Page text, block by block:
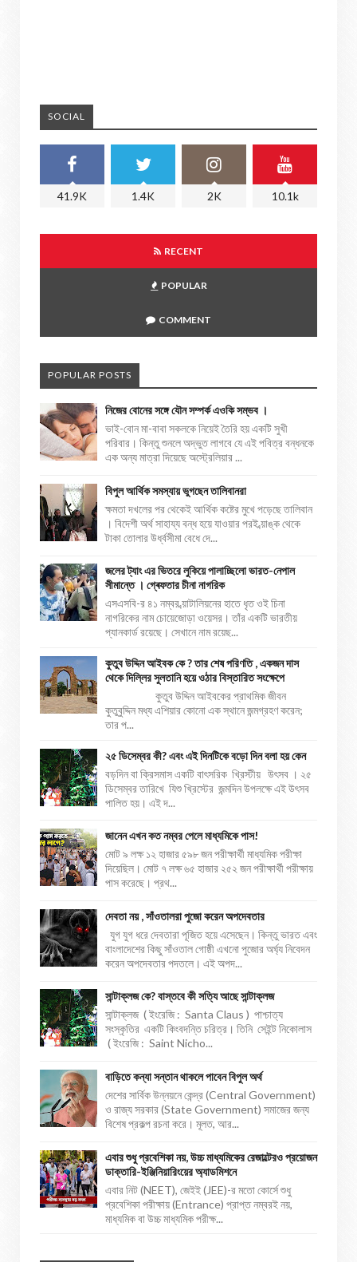
SOCIAL
41.9K 1.4K 2K 10.1k
RECENT
POPULAR
COMMENT
POPULAR POSTS
নিজের বোনের সঙ্গে যৌন সম্পর্ক এওকি সম্ভব ।
ভাই-বোন মা-বাবা সকলকে নিয়েই তৈরি হয় একটি সুখী
পরিবার। কিন্তু শুনলে অদ্ভুত লাগবে যে এই পবিত্র বন্ধনকে
এক অন্য মাত্রা দিয়েছে অস্ট্রেলিয়ার ...
বিপুল আর্থিক সমস্যায় ভুগছেন তালিবানরা
ক্ষমতা দখলের পর থেকেই আর্থিক কষ্টের মুখে পড়েছে তালিবান
। বিদেশী অর্থ সাহায্য বন্ধ হয়ে যাওয়ার পরই ব্য়াঙ্ক থেকে
টাকা তোলার উর্ধ্বসীমা বেধে দে...
জলের ট্যাং এর ভিতরে লুকিয়ে পালাচ্ছিলো ভারত-নেপাল
সীমান্তে । গ্ৰেফতার চীনা নাগরিক
এসএসবি-র ৪১ নম্বর ব্য়াটালিয়নের হাতে ধৃত ওই চিনা
নাগরিকের নাম চোয়েজোড়া ওয়েসর। তাঁর একটি ভারতীয়
প্যানকার্ড রয়েছে। সেখানে নাম রয়েছ...
কুতুব উদ্দিন আইবক কে ? তার শেষ পরিণতি , একজন দাস
থেকে দিল্লির সুলতানি হয়ে ওঠার বিস্তারিত সংক্ষেপে
কুতুব উদ্দিন আইবকের প্রাথমিক জীবন
কুতুবুদ্দিন মধ্য এশিয়ার কোনো এক স্থানে জন্মগ্রহণ করেন;
তার প...
২৫ ডিসেম্বর কী? এবং এই দিনটিকে বড়ো দিন বলা হয় কেন
বড়দিন বা ক্রিসমাস একটি বাৎসরিক খ্রিস্টীয় উৎসব । ২৫
ডিসেম্বর তারিখে যিশু খ্রিস্টের জন্মদিন উপলক্ষে এই উৎসব
পালিত হয়। এই দ...
জানেন এখন কত নম্বর পেলে মাধ্যমিকে পাস!
মোট ৯ লক্ষ ১২ হাজার ৫৯৮ জন পরীক্ষার্থী মাধ্যমিক পরীক্ষা
দিয়েছিল। মোট ৭ লক্ষ ৬৫ হাজার ২৫২ জন পরীক্ষার্থী পরীক্ষায়
পাস করেছে। প্রথ...
দেবতা নয় , সাঁওতালরা পুজো করেন অপদেবতার
যুগ যুগ ধরে দেবতারা পূজিত হয়ে এসেছেন। কিন্তু ভারত এবং
বাংলাদেশের কিছু সাঁওতাল গোষ্ঠী এখনো পুজোর অর্ঘ্য নিবেদন
করেন অপদেবতার পদতলে। এই অপদ...
সান্টাক্লজ কে? বাস্তবে কী সত্যি আছে সান্টাক্লজ
সান্টাক্লজ ( ইংরেজি : Santa Claus ) পাশ্চাত্য
সংস্কৃতির একটি কিংবদন্তি চরিত্র। তিনি সেইন্ট নিকোলাস
( ইংরেজি : Saint Nicho...
বাড়িতে কন্যা সন্তান থাকলে পাবেন বিপুল অর্থ
দেশের সার্বিক উন্নয়নে কেন্দ্র (Central Government)
ও রাজ্য সরকার (State Government) সমাজের জন্য
বিশেষ প্রকল্প রচনা করে। মূলত, আর...
এবার শুধু প্রবেশিকা নয়, উচ্চ মাধ্যমিকের রেজাল্টেরও প্রয়োজন
ডাক্তারি-ইঞ্জিনিয়ারিংয়ের অ্যাডমিশনে
এবার নিট (NEET), জেইই (JEE)-র মতো কোর্সে শুধু
প্রবেশিকা পরীক্ষায় (Entrance) প্রাপ্ত নম্বরই নয়,
মাধ্যমিক বা উচ্চ মাধ্যমিক পরীক্ষ...